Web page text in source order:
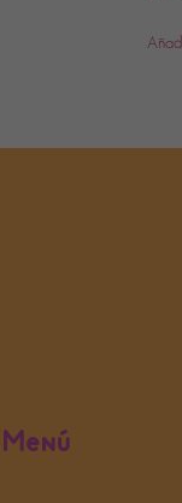
Menú